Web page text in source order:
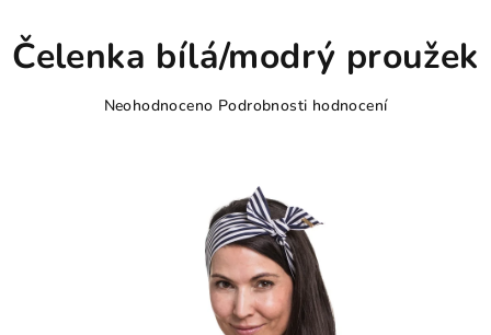
košík
Čelenka bílá/modrý proužek
Průměrné
Neohodnoceno Podrobnosti hodnocení